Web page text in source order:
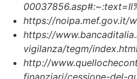
https://noipa.mef.gov.it/
https://
vigilanza/tegm/
http://